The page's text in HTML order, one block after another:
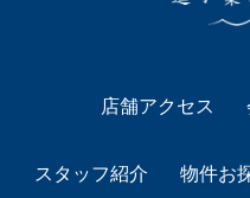
店舗アクセス
スタッフ紹介 物件お